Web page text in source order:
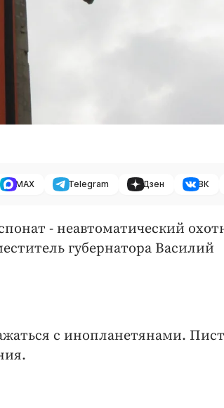
MAX Telegram Дзен ВК
- неавтоматический
губернатора Василий
с инопланетянами.